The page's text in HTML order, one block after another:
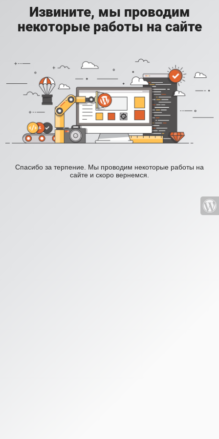
Извините, мы проводим
некоторые работы на сайте
Спасибо за терпение. Мы проводим некоторые работы на
сайте и скоро вернемся.